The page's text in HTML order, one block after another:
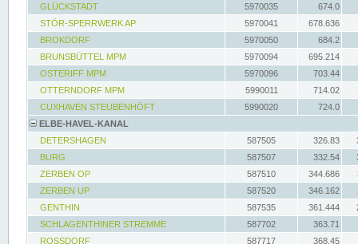
GLÜCKSTADT
5970035
674.0
STÖR-SPERRWERK AP
5970041
678.636
BROKDORF
5970050
684.2
BRUNSBÜTTEL MPM
5970094
695.214
OSTERIFF MPM
5970096
703.44
OTTERNDORF MPM
5990011
714.02
CUXHAVEN STEUBENHÖFT
5990020
724.0
ELBE-HAVEL-KANAL
DETERSHAGEN
587505 326.83
BURG
587507 332.54
ZERBEN OP
587510 344.686
ZERBEN UP
587520 346.162
GENTHIN
587535 361.444
SCHLAGENTHINER STREMME
587702
363.71
ROSSDORF
587717 368.45